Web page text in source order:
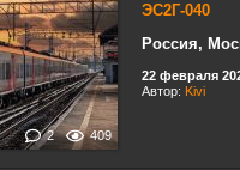
2 409
ЭС2Г-040
Россия,
22 февраля
Автор: Kivi